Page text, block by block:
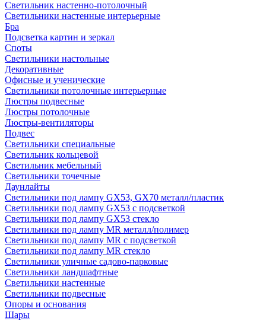
Светильник настенно-потолочный
Светильники настенные интерьерные
Бра
Подсветка картин и зеркал
Споты
Светильники настольные
Декоративные
Офисные и ученические
Светильники потолочные интерьерные
Люстры подвесные
Люстры потолочные
Люстры-вентиляторы
Подвес
Светильники специальные
Светильник кольцевой
Светильник мебельный
Светильники точечные
Даунлайты
Светильники под лампу GX53, GX70 металл/пластик
Светильники под лампу GX53 с подсветкой
Светильники под лампу GX53 стекло
Светильники под лампу MR металл/полимер
Светильники под лампу MR с подсветкой
Светильники под лампу MR стекло
Светильники уличные садово-парковые
Светильники ландшафтные
Светильники настенные
Светильники подвесные
Опоры и основания
Шары